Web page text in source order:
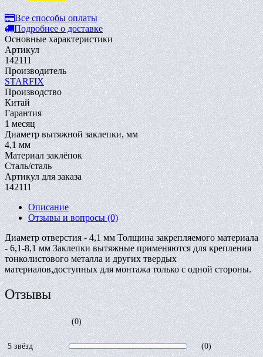
Все способы оплаты
Подробнее о доставке
Основные характеристики
Артикул
142111
Производитель
STARFIX
Производство
Китай
Гарантия
1 месяц
Диаметр вытяжной заклепки, мм
4,1 мм
Материал заклёпок
Сталь/сталь
Артикул для заказа
142111
Описание
Отзывы и вопросы(0)
Диаметр отверстия - 4,1 мм Толщина закрепляемого материала
- 6,1-8,1 мм Заклепки вытяжные применяются для крепления
тонколистового металла и других твердых
материалов,доступных для монтажа только с одной стороны.
Отзывы
(0)
5 звёзд
(0)